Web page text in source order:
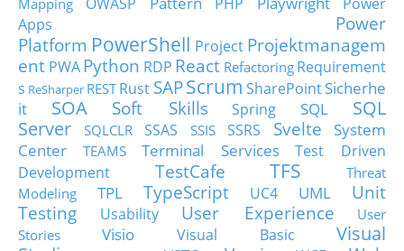
Apps
Power
Platform PowerShell Project Projektmanagem
ent PWA Python RDP React Refactoring Requirement
s ReSharper RESTRust SAPScrum SharePointSicherhe
it
SOA Soft Skills Spring SQL
SQL
Server
SQLCLR SSAS SSIS SSRS Svelte
System
Center
TEAMS Terminal Services
Test Driven
Development
TestCafe TFS
Threat
Modeling
TPL TypeScript UC4 UML
Unit
Testing
Usability User Experience
User
Stories
Visio Visual Basic
Visual